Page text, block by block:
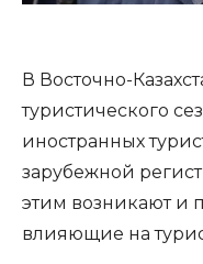
В Восточно-
туристического
иностранных
зарубежной
этим возникают и
влияющие на